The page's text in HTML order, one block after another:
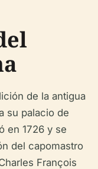
de la antigua
su palacio de
en 1726 y se
del capomastro
François